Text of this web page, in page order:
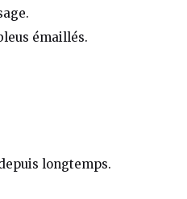
émaillés.
longtemps.